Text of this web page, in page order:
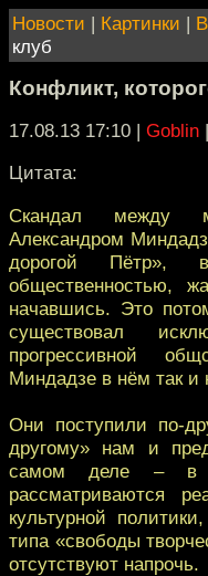
Новости | Картинки |
клуб
Конфликт,
17.08.13 17:10 | Goblin |
Цитата:
Скандал между
Александром
дорогой Пётр»,
общественностью,
начавшись. Это
существовал
прогрессивной
Миндадзе в нём так и
Они поступили по-
другому» нам и
самом деле – в
рассматриваются
культурной
типа «свободы
отсутствуют напрочь.